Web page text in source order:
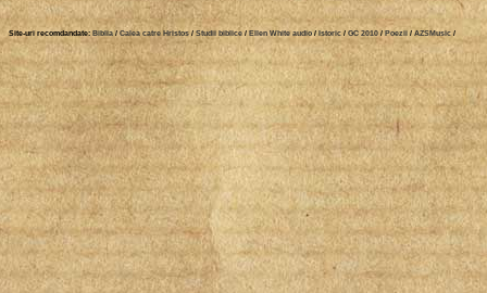
Site-uri recomdandate: Biblia / Calea catre Hristos / Studii biblice / Ellen White audio/ Istoric / GC 2010 / Poezii / AZSMusic /